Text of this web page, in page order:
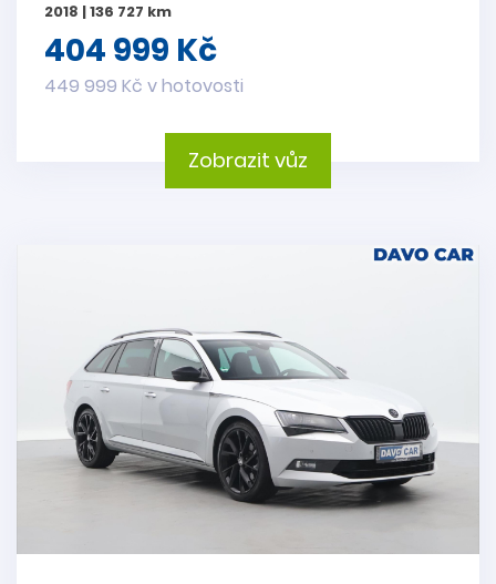
2018 | 136 727 km
404 999 Kč
449 999 Kč v hotovosti
Zobrazit vůz